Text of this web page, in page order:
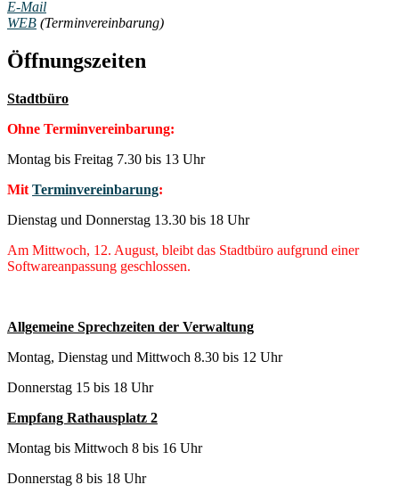
E-Mail
WEB (Terminvereinbarung)
Öffnungszeiten
Stadtbüro
Ohne Terminvereinbarung:
Montag bis Freitag 7.30 bis 13 Uhr
Mit Terminvereinbarung:
Dienstag und Donnerstag 13.30 bis 18 Uhr
Am Mittwoch, 12. August, bleibt das Stadtbüro aufgrund einer
Softwareanpassung geschlossen.
Allgemeine Sprechzeiten der Verwaltung
Montag, Dienstag und Mittwoch 8.30 bis 12 Uhr
Donnerstag 15 bis 18 Uhr
Empfang Rathausplatz 2
Montag bis Mittwoch 8 bis 16 Uhr
Donnerstag 8 bis 18 Uhr